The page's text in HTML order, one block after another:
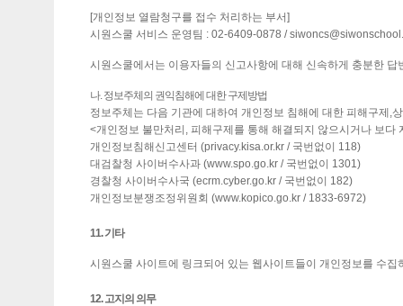
[개인정보 열람청구를 접수 처리하는 부서]
시원스쿨 서비스 운영팀 : 02-6409-0878 /
시원스쿨에서는 이용자들의 신고사항에 대해 신속하게 충분한 답
나. 정보주체의 권익침해에 대한 구제방법
정보주체는 다음 기관에 대하여 개인정보 침해에 대한 피해구제,
<개인정보 불만처리, 피해구제를 통해 해결되지 않으시거나 보
개인정보침해신고센터 (privacy.kisa.or.kr / 국번없이 118)
대검찰청 사이버수사과 (www.spo.go.kr / 국번없이 1301)
경찰청 사이버수사국 (ecrm.cyber.go.kr / 국번없이 182)
개인정보분쟁조정위원회 (www.kopico.go.kr / 1833-6972)
11. 기타
시원스쿨 사이트에 링크되어 있는 웹사이트들이 개인정보를 수
12. 고지의 의무